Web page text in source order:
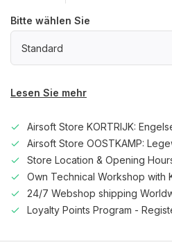
Bitte wählen Sie
Standard
Lesen Sie mehr
Airsoft Store KORTRIJK:
Airsoft Store OOSTKAMP:
Store Location & Opening
Own Technical Workshop with
24/7 Webshop shipping
Loyalty Points Program -